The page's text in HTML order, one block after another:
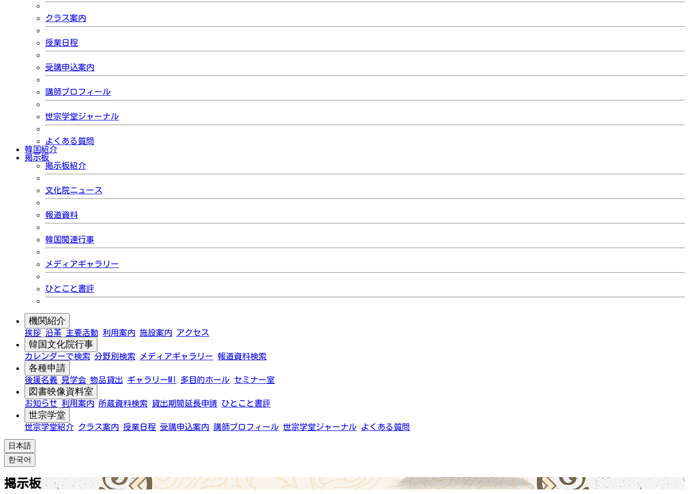
クラス案内
授業日程
受講申込案内
講師プロフィール
世宗学堂ジャーナル
よくある質問
韓国紹介
掲示板
掲示板紹介
文化院ニュース
報道資料
韓国関連行事
メディアギャラリー
ひとこと書評
機関紹介
挨拶 沿革 主要活動 利用案内 施設案内 アクセス
韓国文化院行事
カレンダーで検索 分野別検索 メディアギャラリー 報道資料検索
各種申請
後援名義 見学会 物品貸出 ギャラリーMI 多目的ホール セミナー室
図書映像資料室
お知らせ 利用案内 所蔵資料検索 貸出期間延長申請 ひとこと書評
世宗学堂
世宗学堂紹介 クラス案内 授業日程 受講申込案内 講師プロフィール 世宗学堂ジャーナル よくある質問
日本語
한국어
掲示板